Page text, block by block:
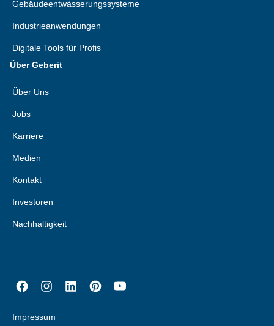
Gebäudeentwässerungssysteme
Industrieanwendungen
Digitale Tools für Profis
Über Geberit
Über Uns
Jobs
Karriere
Medien
Kontakt
Investoren
Nachhaltigkeit
Impressum